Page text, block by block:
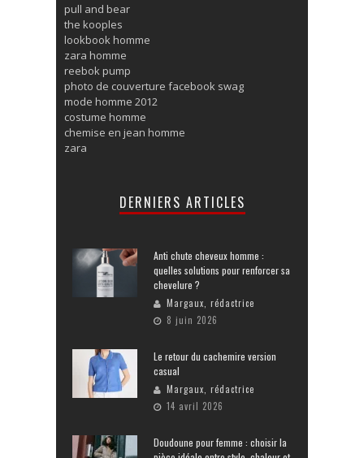
pull and bear
the kooples
lookbook homme
zara homme
reebok pump
photo de couverture facebook swag
mode homme 2012
costume homme
chemise en jean homme
zara
DERNIERS ARTICLES
Anti chute cheveux homme :
quelles solutions pour renforcer sa
chevelure ?
Margaux, rédactrice
8 juin 2026
Le retour du cachemire version
casual
Margaux, rédactrice
14 avril 2026
Doudoune pour femme : choisir la